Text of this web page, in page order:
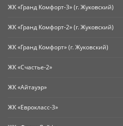
ЖК «Гранд Комфорт-3» (г. Жуковский)
ЖК «Гранд Комфорт-2» (г. Жуковский)
ЖК «Гранд Комфорт» (г. Жуковский)
ЖК «Счастье-2»
ЖК «Айтауэр»
ЖК «Еврокласс-3»